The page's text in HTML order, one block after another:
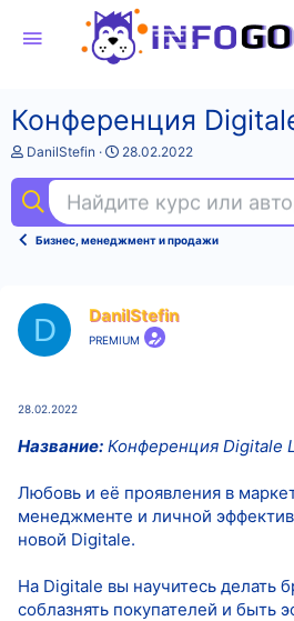
Конференция
А
т
о
т
DanilStefin
Д
а
н
а
а
28.02.2022
Бизнес, менеджмент и продажи
D DanilStefin
PREMIUM
28.02.2022
Название: Конференция Digitale
Любовь и её проявления в
менеджменте и личной
новой Digitale.
На Digitale вы научитесь делать
соблазнять покупателей и быть